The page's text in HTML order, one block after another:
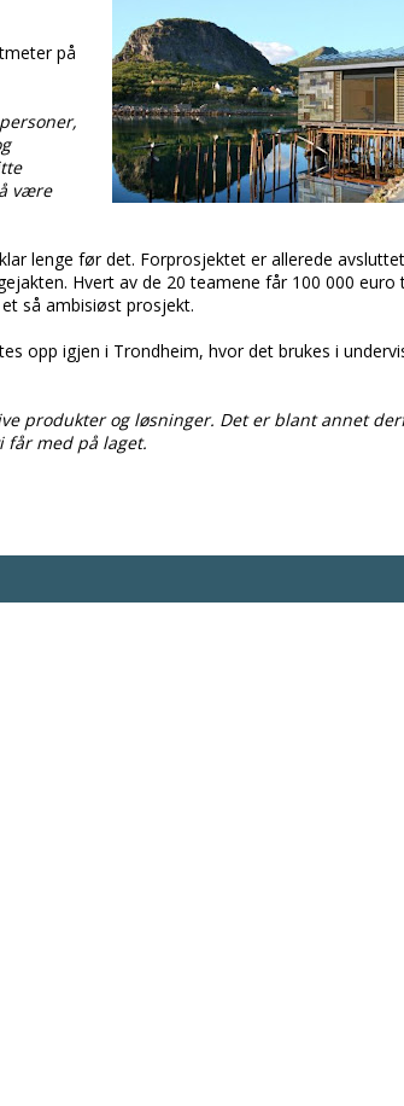
på
være
lenge før det. Forprosjektet er allerede
Hvert av de 20 teamene får 100 000 euro
så ambisiøst prosjekt.
opp igjen i Trondheim, hvor det brukes i
produkter og løsninger. Det er blant annet
får med på laget.